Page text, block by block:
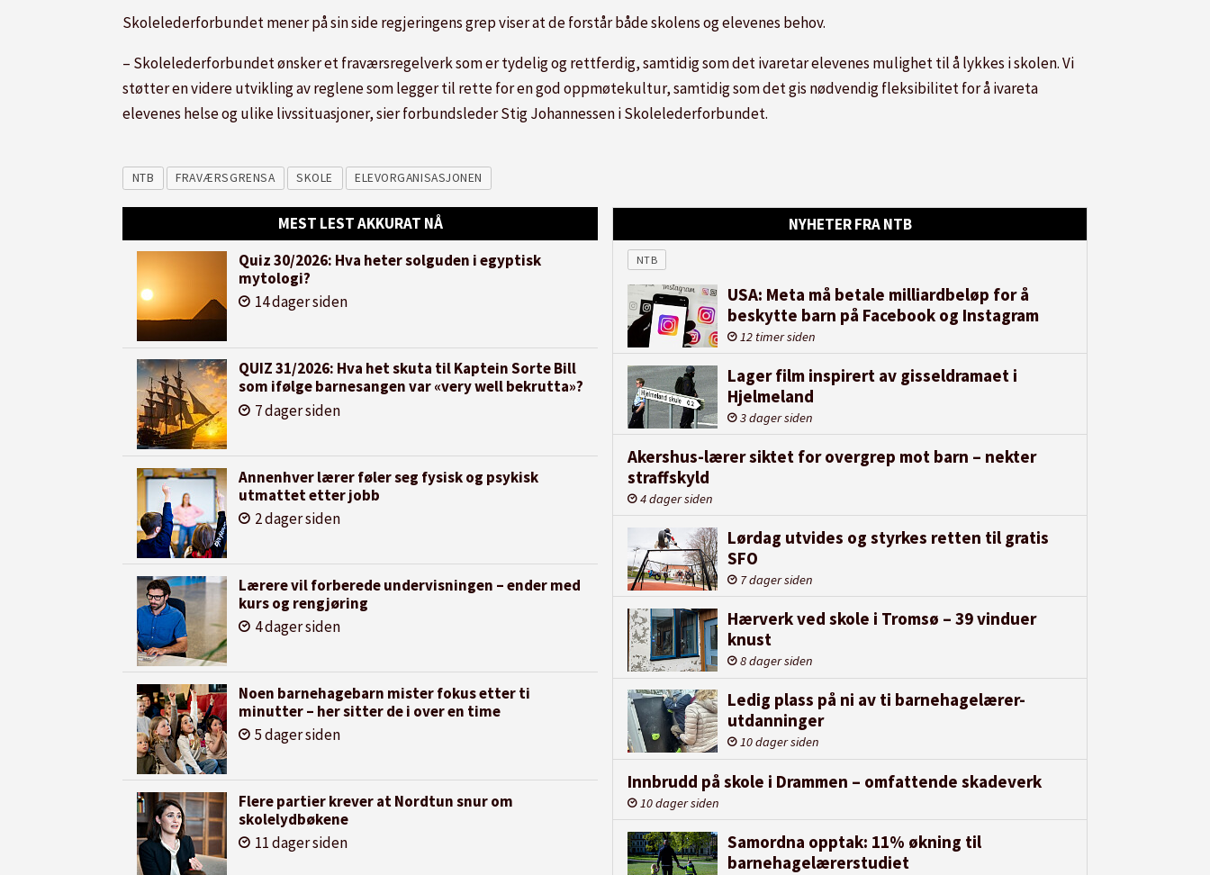
Skolelederforbundet mener på sin side regjeringens grep viser at de forstår både skolens og elevenes behov.
– Skolelederforbundet ønsker et fraværsregelverk som er tydelig og rettferdig, samtidig som det ivaretar elevenes mulighet til å lykkes i skolen. Vi
støtter en videre utvikling av reglene som legger til rette for en god oppmøtekultur, samtidig som det gis nødvendig fleksibilitet for å ivareta
elevenes helse og ulike livssituasjoner, sier forbundsleder Stig Johannessen i Skolelederforbundet.
NTB FRAVÆRSGRENSA SKOLE ELEVORGANISASJONEN
MEST LEST AKKURAT NÅ
Quiz 30/2026: Hva heter solguden i egyptisk
mytologi?
14 dager siden
QUIZ 31/2026: Hva het skuta til Kaptein Sorte Bill
som ifølge barnesangen var «very well bekrutta»?
7 dager siden
Annenhver lærer føler seg fysisk og psykisk
utmattet etter jobb
2 dager siden
Lærere vil forberede undervisningen – ender med
kurs og rengjøring
4 dager siden
Noen barnehagebarn mister fokus etter ti
minutter – her sitter de i over en time
5 dager siden
Flere partier krever at Nordtun snur om
skolelydbøkene
11 dager siden
NYHETER FRA NTB
NTB
USA: Meta må betale milliardbeløp for å
beskytte barn på Facebook og Instagram
12 timer siden
Lager film inspirert av gisseldramaet i
Hjelmeland
3 dager siden
Akershus-lærer siktet for overgrep mot barn – nekter
straffskyld
4 dager siden
Lørdag utvides og styrkes retten til gratis
SFO
7 dager siden
Hærverk ved skole i Tromsø – 39 vinduer
knust
8 dager siden
Ledig plass på ni av ti barnehagelærer-
utdanninger
10 dager siden
Innbrudd på skole i Drammen – omfattende skadeverk
10 dager siden
Samordna opptak: 11% økning til
barnehagelærerstudiet